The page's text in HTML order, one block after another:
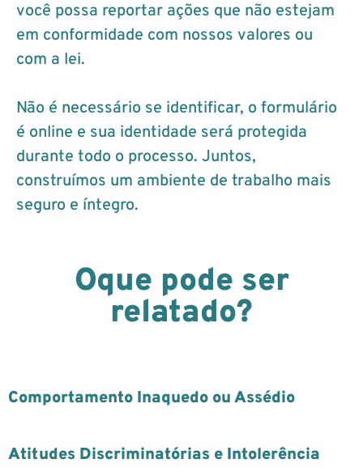
você possa reportar ações que não estejam
em conformidade com nossos valores ou
com a lei.
Não é necessário se identificar, o formulário
é online e sua identidade será protegida
durante todo o processo. Juntos,
construímos um ambiente de trabalho mais
seguro e íntegro.
Oque pode ser
relatado?
Comportamento Inaquedo ou Assédio
Atitudes Discriminatórias e Intolerência​